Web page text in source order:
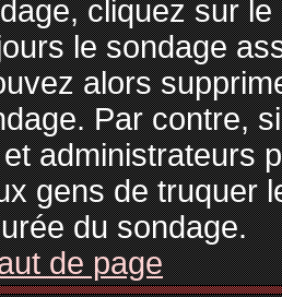
cliquez sur
le sondage
alors
Par contre,
administrateurs
gens de truquer
du sondage.
de page